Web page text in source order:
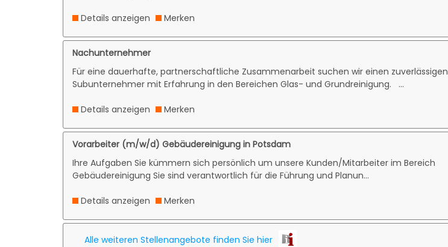
Details anzeigen Merken
Nachunternehmer
Für eine dauerhafte, partnerschaftliche Zusammenarbeit suchen wir einen zuverlässigen
Subunternehmer mit Erfahrung in den Bereichen Glas- und Grundreinigung. ...
Details anzeigen Merken
Vorarbeiter (m/w/d) Gebäudereinigung in Potsdam
Ihre Aufgaben Sie kümmern sich persönlich um unsere Kunden/Mitarbeiter im Bereich
Gebäudereinigung Sie sind verantwortlich für die Führung und Planun...
Details anzeigen Merken
Alle weiteren Stellenangebote finden Sie hier